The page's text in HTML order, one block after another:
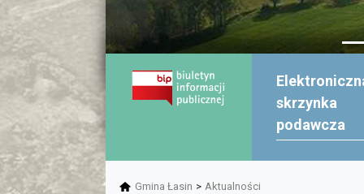
skrzynka
podawcza
Gmina Łasin > Aktualności